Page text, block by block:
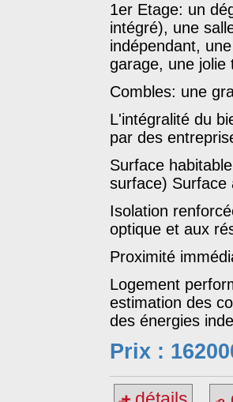
1er Etage: un
intégré), une
indépendant,
garage, une jolie
Combles: une
L'intégralité du
par des
Surface
surface) Surface
Isolation
optique et aux
Proximité
Logement
estimation des
des énergies
Prix :